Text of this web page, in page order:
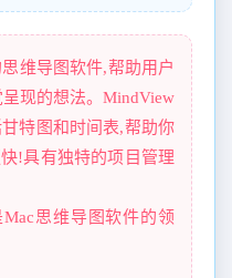
维导图软件,帮助用户
现的想法。MindView
特图和时间表,帮助你
!具有独特的项目管理
思维导图软件的领